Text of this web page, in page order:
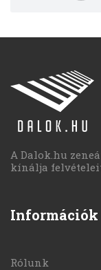
A Dalok.hu
kínálja
Információk
Rólunk